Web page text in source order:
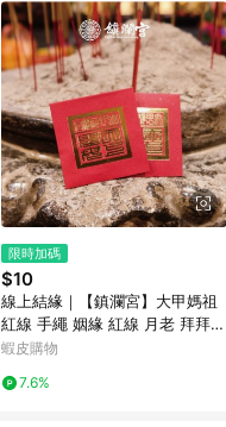
限時加碼
$10
線上結緣｜【鎮瀾宮】大甲媽祖
紅線 手繩 姻緣 紅線 月老 拜拜
紅繩 招桃花 招貴人 貴人
蝦皮購物
7.6%